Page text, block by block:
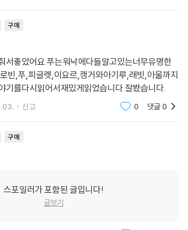
구매
서좋았어요.푸는워낙에다들알고있는너무유명한
빈,푸,피글렛,이요르,캥거와아기루,래빗,아울까지
기를다시읽어서재밌게읽었습니다.잘봤습니다.
신고 0 댓글0
구매
스포일러가 포함된 글입니다!
글보기